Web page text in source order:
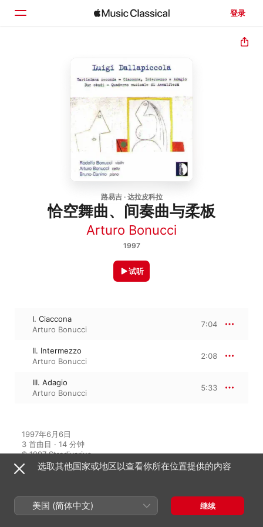
登录
路易吉 · 达拉皮科拉
恰空舞曲、间奏曲与柔板
Arturo Bonucci
1997
试听
I. Ciaccona
Arturo Bonucci
7:04
II. Intermezzo
Arturo Bonucci
2:08
III. Adagio
Arturo Bonucci
5:33
1997年6月6日
3 首曲目 · 14 分钟
℗ 1997 Stradivarius
来自专辑
选取其他国家或地区以查看你所在位置提供的内容
美国 (简体中文) 继续